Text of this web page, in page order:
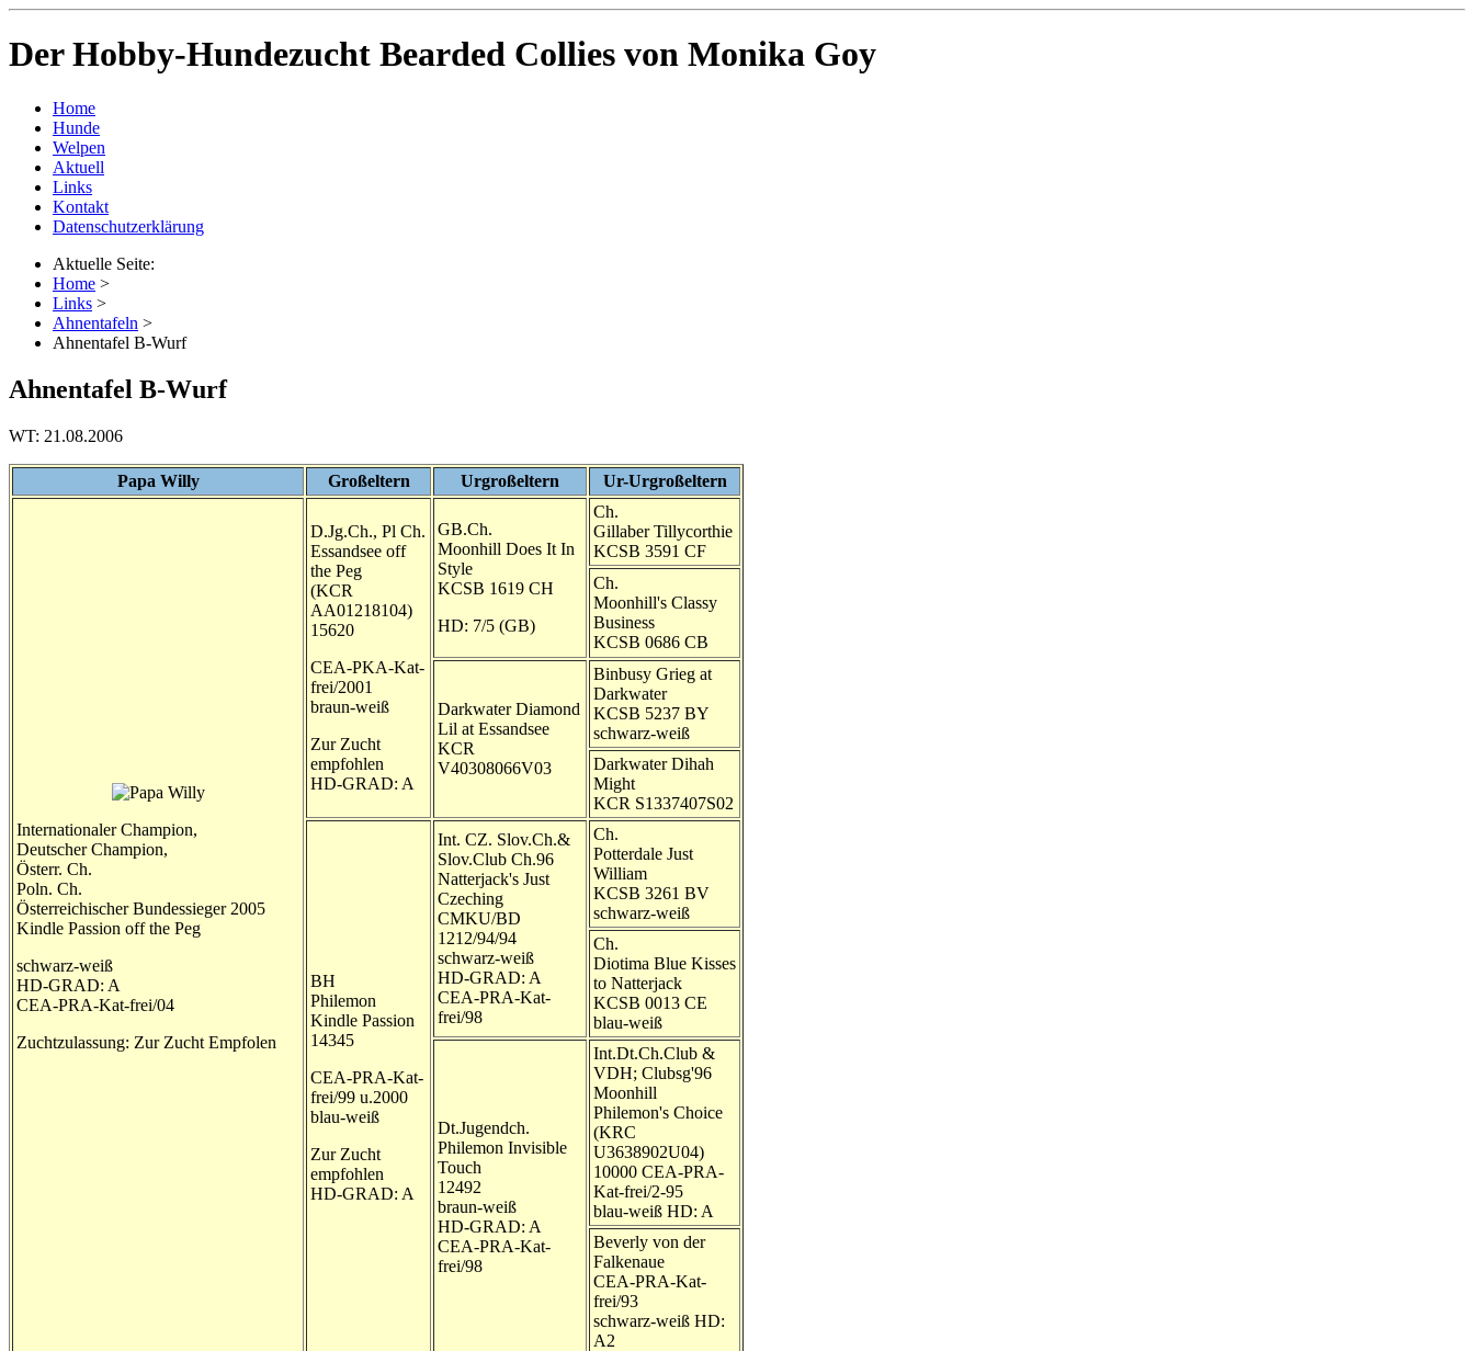
Der Hobby-Hundezucht Bearded Collies von Monika Goy
Home
Hunde
Welpen
Aktuell
Links
Kontakt
Datenschutzerklärung
Aktuelle Seite:
Home >
Links >
Ahnentafeln >
Ahnentafel B-Wurf
Ahnentafel B-Wurf
WT: 21.08.2006
Papa Willy Großeltern Urgroßeltern Ur-Urgroßeltern
Internationaler Champion,
Deutscher Champion,
Österr. Ch.
Poln. Ch.
Österreichischer Bundessieger 2005
Kindle Passion off the Peg
schwarz-weiß
HD-GRAD: A
CEA-PRA-Kat-frei/04
Zuchtzulassung: Zur Zucht Empfolen
D.Jg.Ch., Pl Ch.
Essandsee off
the Peg
(KCR
AA01218104)
15620
CEA-PKA-Kat-
frei/2001
braun-weiß
Zur Zucht
empfohlen
HD-GRAD: A
GB.Ch.
Moonhill Does It In
Style
KCSB 1619 CH
HD: 7/5 (GB)
Ch.
Gillaber Tillycorthie
KCSB 3591 CF
Ch.
Moonhill's Classy
Business
KCSB 0686 CB
Darkwater Diamond
Lil at Essandsee
KCR
V40308066V03
Binbusy Grieg at
Darkwater
KCSB 5237 BY
schwarz-weiß
Darkwater Dihah
Might
KCR S1337407S02
BH
Philemon
Kindle Passion
14345
CEA-PRA-Kat-
frei/99 u.2000
blau-weiß
Zur Zucht
empfohlen
HD-GRAD: A
Int. CZ. Slov.Ch.&
Slov.Club Ch.96
Natterjack's Just
Czeching
CMKU/BD
1212/94/94
schwarz-weiß
HD-GRAD: A
CEA-PRA-Kat-
frei/98
Ch.
Potterdale Just
William
KCSB 3261 BV
schwarz-weiß
Ch.
Diotima Blue Kisses
to Natterjack
KCSB 0013 CE
blau-weiß
Dt.Jugendch.
Philemon Invisible
Touch
12492
braun-weiß
HD-GRAD: A
CEA-PRA-Kat-
frei/98
Int.Dt.Ch.Club &
VDH; Clubsg'96
Moonhill
Philemon's Choice
(KRC
U3638902U04)
10000 CEA-PRA-
Kat-frei/2-95
blau-weiß HD: A
Beverly von der
Falkenaue
CEA-PRA-Kat-
frei/93
schwarz-weiß HD:
A2